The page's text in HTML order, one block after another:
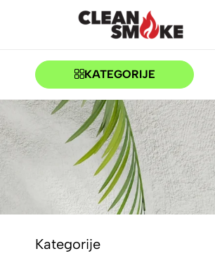
TRGOVINA
KATEGORIJE
Kategorije